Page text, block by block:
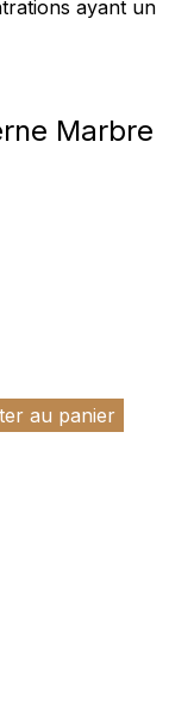
ayant un
Marbre
au panier